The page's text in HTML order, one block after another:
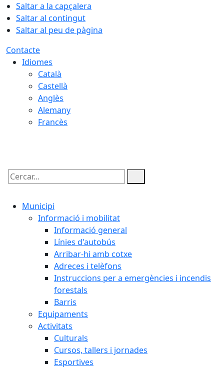
Saltar a la capçalera
Saltar al contingut
Saltar al peu de pàgina
Contacte
Idiomes
Català
Castellà
Anglès
Alemany
Francès
Cercar:
Municipi
Informació i mobilitat
Informació general
Línies d'autobús
Arribar-hi amb cotxe
Adreces i telèfons
Instruccions per a emergències i incendis
forestals
Barris
Equipaments
Activitats
Culturals
Cursos, tallers i jornades
Esportives